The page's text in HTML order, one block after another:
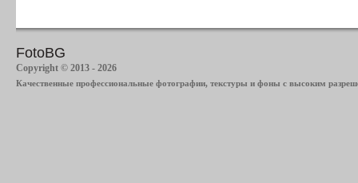
FotoBG
Copyright © 2013 - 2026
Качественные профессиональные фотографии, текстуры и фоны с высоким